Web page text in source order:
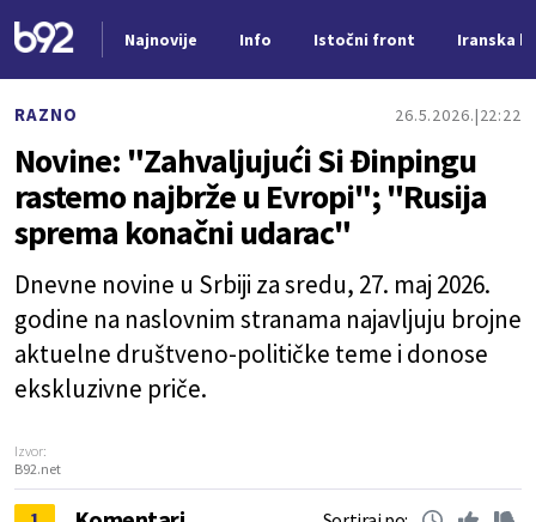
Najnovije Info Istočni front Iranska
RAZNO 26.5.2026. 22:22
Novine: "Zahvaljujući Si Đinpingu
rastemo najbrže u Evropi"; "Rusija
sprema konačni udarac"
Dnevne novine u Srbiji za sredu, 27. maj 2026.
godine na naslovnim stranama najavljuju brojne
aktuelne društveno-političke teme i donose
ekskluzivne priče.
Izvor:
B92.net